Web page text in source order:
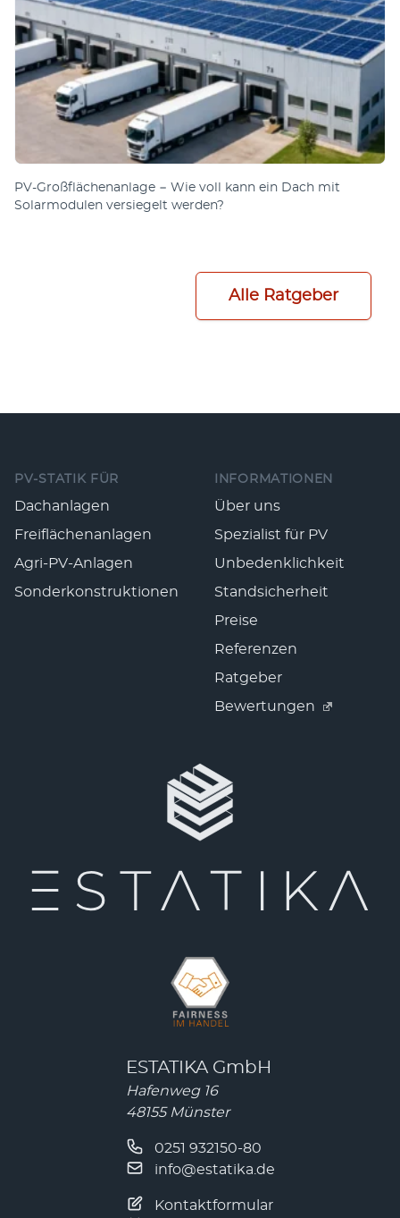
PV-Großflächenanlage − Wie voll kann ein Dach mit
Solarmodulen versiegelt werden?
Alle Ratgeber
PV-STATIK FÜR
Dachanlagen
Freiflächenanlagen
Agri-PV-Anlagen
Sonderkonstruktionen
INFORMATIONEN
Über uns
Spezialist für PV
Unbedenklichkeit
Standsicherheit
Preise
Referenzen
Ratgeber
Bewertungen
ESTATIKA GmbH
Hafenweg 16
48155 Münster
0251 932150-80
info@estatika.de
Kontaktformular